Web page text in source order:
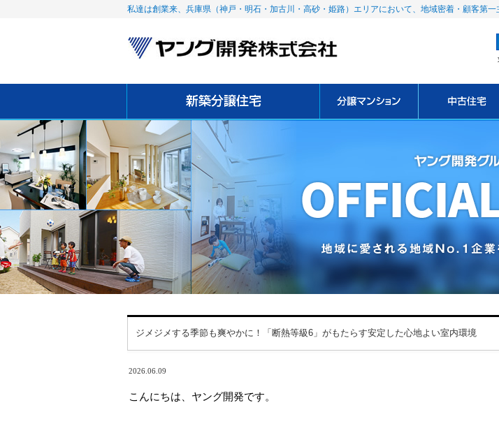
私達は創業来、兵庫県（神戸・明石・加古川・高砂・姫路）エリアにおいて、地域密着・顧客第
ジメジメする季節も爽やかに！「断熱等級6」がもたらす安定した心地よい室内環境
2026.06.09
こんにちは、ヤング開発です。